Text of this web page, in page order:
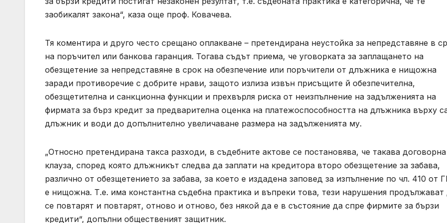
заобикалят закона“, каза още проф. Ковачева.
Тя коментира и друго често срещано оплакване – претендирана неустойка за непредставяне в
на поръчител или банкова гаранция. Тогава съдът приема, че уговорката за заплащането на
обезщетение за непредставяне в срок на обезпечение или поръчители от длъжника е нищожна
заради противоречие с добрите нрави, защото излиза извън присъщите й обезпечителна,
обезщетителна и санкционна функции и прехвърля риска от неизпълнение на задълженията на
фирмата за бърз кредит за предварителна оценка на платежоспособността на длъжника върху
длъжник и води до допълнително увеличаване размера на задълженията му.
„Относно претендирана такса разходи, в съдебните актове се постановява, че такава договорна
клауза, според която длъжникът следва да заплати на кредитора второ обезщетение за забава,
различно от обезщетението за забава, за което е издадена заповед за изпълнение по чл. 410 от
е нищожна. Т.е. има константна съдебна практика и въпреки това, тези нарушения продължават
се повтарят и повтарят, отново и отново, без някой да е в състояние да спре фирмите за бързи
кредити“, допълни общественият защитник.